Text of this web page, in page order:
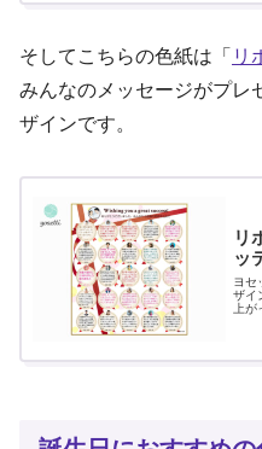
そしてこちらの色紙は「 リ
みんなのメッセージがプレ
ザインです。
リ
ッ
ヨセ
ザイ
上